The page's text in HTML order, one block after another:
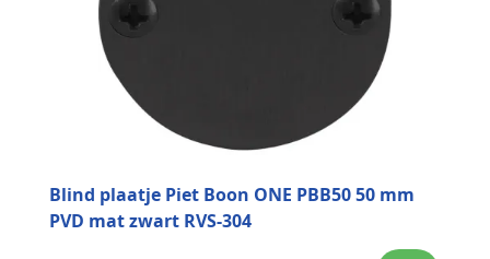
Blind plaatje Piet Boon ONE PBB50 50 mm
PVD mat zwart RVS-304